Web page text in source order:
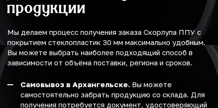
продукции
Мы делаем процесс получения заказа Скорлупа ППУ с
покрытием стеклопластик 30 мм максимально удобным.
Вы можете выбрать наиболее подходящий способ в
зависимости от объёма поставки, региона и сроков.
Самовывоз в Архангельске. Вы можете
самостоятельно забрать продукцию со склада. Для
получения потребуется документ, удостоверяющий